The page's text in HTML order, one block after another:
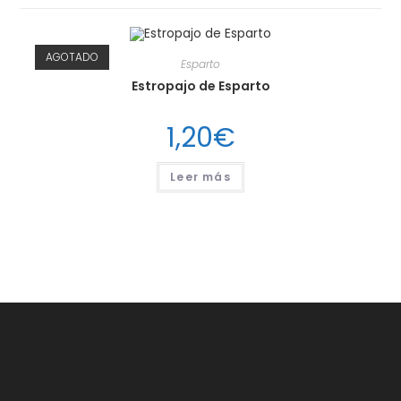
AGOTADO Esparto
Estropajo de Esparto
1,20€
Leer más